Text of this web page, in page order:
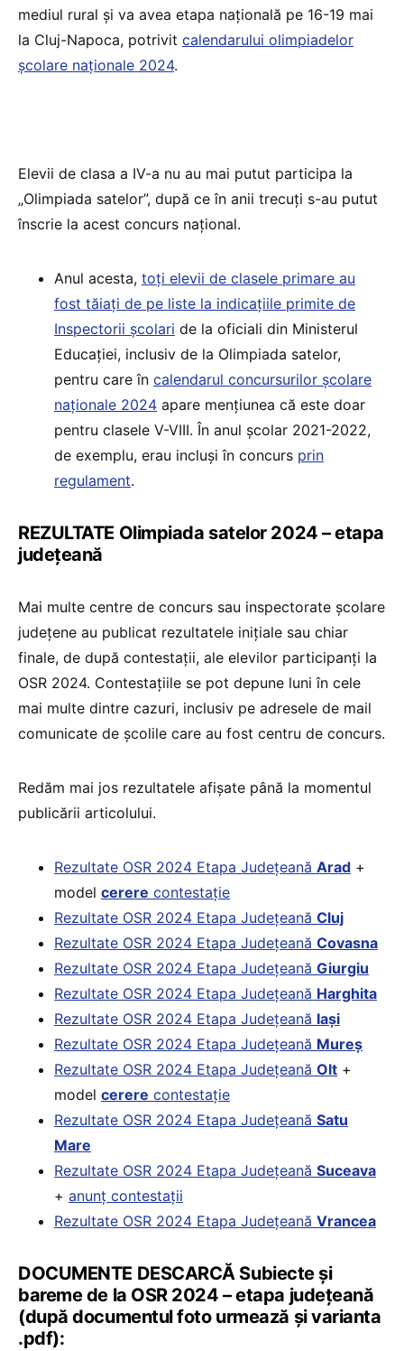
mediul rural și va avea etapa națională pe 16-19 mai
la Cluj-Napoca, potrivit calendarului olimpiadelor
școlare naționale 2024.
Elevii de clasa a IV-a nu au mai putut participa la
„Olimpiada satelor”, după ce în anii trecuți s-au putut
înscrie la acest concurs național.
Anul acesta, toți elevii de clasele primare au
fost tăiați de pe liste la indicațiile primite de
Inspectorii școlari de la oficiali din Ministerul
Educației, inclusiv de la Olimpiada satelor,
pentru care în calendarul concursurilor școlare
naționale 2024 apare mențiunea că este doar
pentru clasele V-VIII. În anul școlar 2021-2022,
de exemplu, erau incluși în concurs prin
regulament.
REZULTATE Olimpiada satelor 2024 – etapa
județeană
Mai multe centre de concurs sau inspectorate școlare
județene au publicat rezultatele inițiale sau chiar
finale, de după contestații, ale elevilor participanți la
OSR 2024. Contestațiile se pot depune luni în cele
mai multe dintre cazuri, inclusiv pe adresele de mail
comunicate de școlile care au fost centru de concurs.
Redăm mai jos rezultatele afișate până la momentul
publicării articolului.
Rezultate OSR 2024 Etapa Județeană Arad +
model cerere contestație
Rezultate OSR 2024 Etapa Județeană Cluj
Rezultate OSR 2024 Etapa Județeană Covasna
Rezultate OSR 2024 Etapa Județeană Giurgiu
Rezultate OSR 2024 Etapa Județeană Harghita
Rezultate OSR 2024 Etapa Județeană Iași
Rezultate OSR 2024 Etapa Județeană Mureș
Rezultate OSR 2024 Etapa Județeană Olt +
model cerere contestație
Rezultate OSR 2024 Etapa Județeană Satu
Mare
Rezultate OSR 2024 Etapa Județeană Suceava
+ anunț contestații
Rezultate OSR 2024 Etapa Județeană Vrancea
DOCUMENTE DESCARCĂ Subiecte și
bareme de la OSR 2024 – etapa județeană
(după documentul foto urmează și varianta
.pdf):